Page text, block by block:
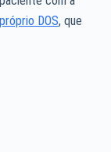
DOS, que